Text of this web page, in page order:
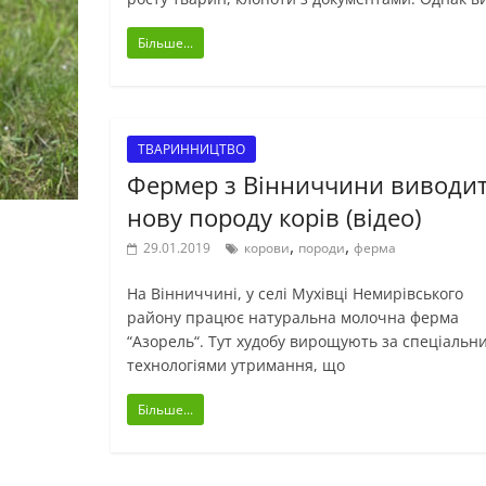
Більше...
ТВАРИННИЦТВО
Фермер з Вінниччини
нову породу корів (відео)
29.01.2019 корови, породи, ферма
На Вінниччині, у селі Мухівці Немирівського
району працює натуральна молочна ферма
“Азорель“. Тут худобу вирощують за
технологіями утримання, що
Більше...